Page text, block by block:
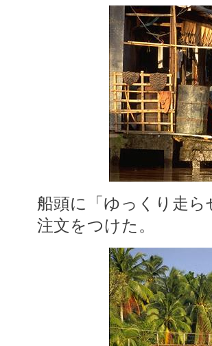
船頭に「ゆっくり走
注文をつけた。